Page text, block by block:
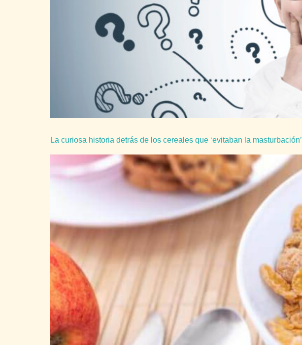
La curiosa historia detrás de los cereales que ‘evitaban la masturbación’